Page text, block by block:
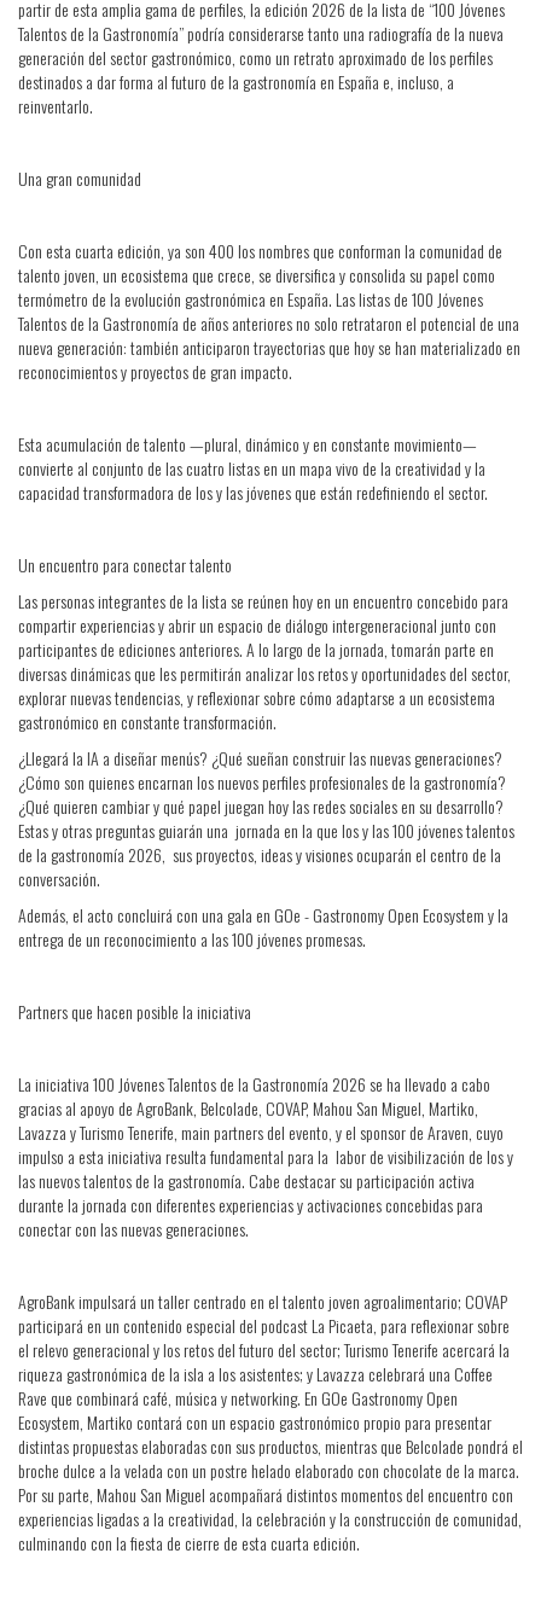
partir de esta amplia gama de perfiles, la edición 2026 de la lista de “100 Jóvenes
Talentos de la Gastronomía” podría considerarse tanto una radiografía de la nueva
generación del sector gastronómico, como un retrato aproximado de los perfiles
destinados a dar forma al futuro de la gastronomía en España e, incluso, a
reinventarlo.
Una gran comunidad
Con esta cuarta edición, ya son 400 los nombres que conforman la comunidad de
talento joven, un ecosistema que crece, se diversifica y consolida su papel como
termómetro de la evolución gastronómica en España. Las listas de 100 Jóvenes
Talentos de la Gastronomía de años anteriores no solo retrataron el potencial de una
nueva generación: también anticiparon trayectorias que hoy se han materializado en
reconocimientos y proyectos de gran impacto.
Esta acumulación de talento —plural, dinámico y en constante movimiento—
convierte al conjunto de las cuatro listas en un mapa vivo de la creatividad y la
capacidad transformadora de los y las jóvenes que están redefiniendo el sector.
Un encuentro para conectar talento
Las personas integrantes de la lista se reúnen hoy en un encuentro concebido para
compartir experiencias y abrir un espacio de diálogo intergeneracional junto con
participantes de ediciones anteriores. A lo largo de la jornada, tomarán parte en
diversas dinámicas que les permitirán analizar los retos y oportunidades del sector,
explorar nuevas tendencias, y reflexionar sobre cómo adaptarse a un ecosistema
gastronómico en constante transformación.
¿Llegará la IA a diseñar menús? ¿Qué sueñan construir las nuevas generaciones?
¿Cómo son quienes encarnan los nuevos perfiles profesionales de la gastronomía?
¿Qué quieren cambiar y qué papel juegan hoy las redes sociales en su desarrollo?
Estas y otras preguntas guiarán una jornada en la que los y las 100 jóvenes talentos
de la gastronomía 2026, sus proyectos, ideas y visiones ocuparán el centro de la
conversación.
Además, el acto concluirá con una gala en GOe - Gastronomy Open Ecosystem y la
entrega de un reconocimiento a las 100 jóvenes promesas.
Partners que hacen posible la iniciativa
La iniciativa 100 Jóvenes Talentos de la Gastronomía 2026 se ha llevado a cabo
gracias al apoyo de AgroBank, Belcolade, COVAP, Mahou San Miguel, Martiko,
Lavazza y Turismo Tenerife, main partners del evento, y el sponsor de Araven, cuyo
impulso a esta iniciativa resulta fundamental para la labor de visibilización de los y
las nuevos talentos de la gastronomía. Cabe destacar su participación activa
durante la jornada con diferentes experiencias y activaciones concebidas para
conectar con las nuevas generaciones.
AgroBank impulsará un taller centrado en el talento joven agroalimentario; COVAP
participará en un contenido especial del podcast La Picaeta, para reflexionar sobre
el relevo generacional y los retos del futuro del sector; Turismo Tenerife acercará la
riqueza gastronómica de la isla a los asistentes; y Lavazza celebrará una Coffee
Rave que combinará café, música y networking. En GOe Gastronomy Open
Ecosystem, Martiko contará con un espacio gastronómico propio para presentar
distintas propuestas elaboradas con sus productos, mientras que Belcolade pondrá el
broche dulce a la velada con un postre helado elaborado con chocolate de la marca.
Por su parte, Mahou San Miguel acompañará distintos momentos del encuentro con
experiencias ligadas a la creatividad, la celebración y la construcción de comunidad,
culminando con la fiesta de cierre de esta cuarta edición.